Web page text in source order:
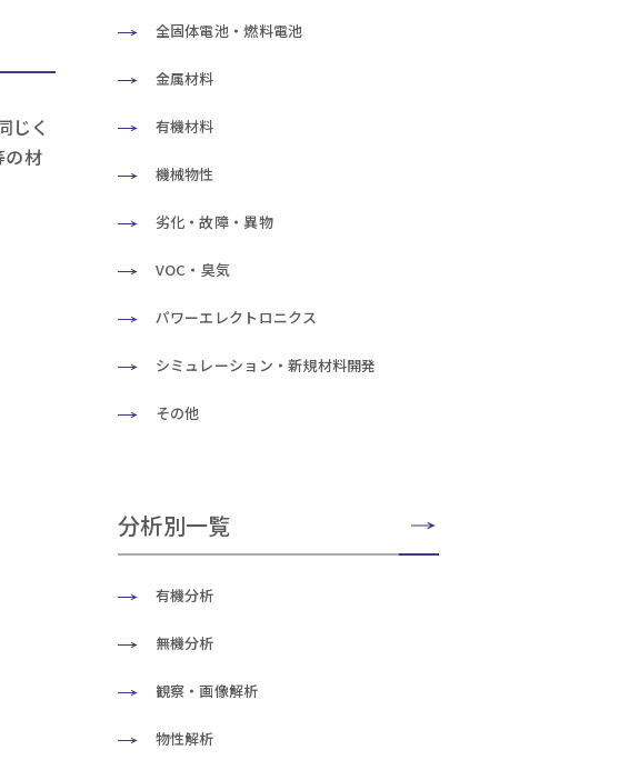
じく
の材
全固体電池・燃料電池
金属材料
有機材料
機械物性
劣化・故障・異物
VOC・臭気
パワーエレクトロニクス
シミュレーション・新規材料開発
その他
分析別一覧
有機分析
無機分析
観察・画像解析
物性解析